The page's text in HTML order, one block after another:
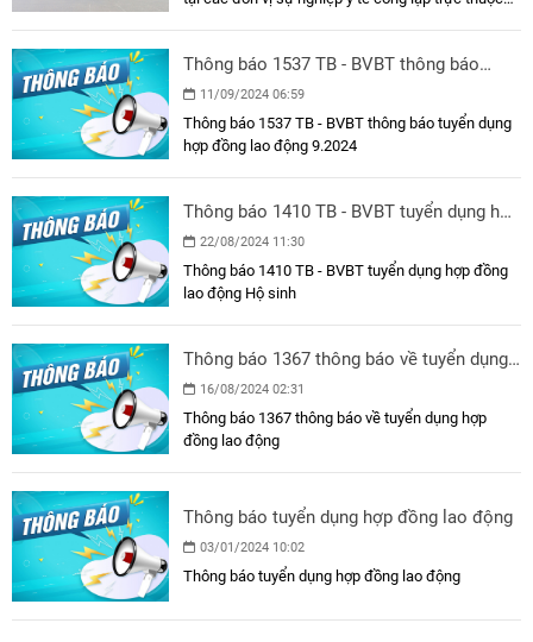
Thông báo 1537 TB - BVBT thông báo
tuyển dụng hợp đồng lao động 9.2024
11/09/2024 06:59
Thông báo 1537 TB - BVBT thông báo tuyển dụng
hợp đồng lao động 9.2024
Thông báo 1410 TB - BVBT tuyển dụng hợp
đồng lao động Hộ sinh
22/08/2024 11:30
Thông báo 1410 TB - BVBT tuyển dụng hợp đồng
lao động Hộ sinh
Thông báo 1367 thông báo về tuyển dụng
hợp đồng lao động
16/08/2024 02:31
Thông báo 1367 thông báo về tuyển dụng hợp
đồng lao động
Thông báo tuyển dụng hợp đồng lao động
03/01/2024 10:02
Thông báo tuyển dụng hợp đồng lao động